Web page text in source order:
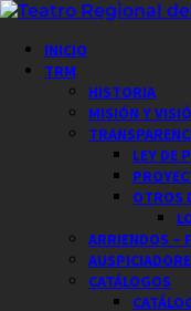
Saltar
contenido
Menú
principal
INICIO
TRM
HISTORIA
MISIÓN Y
LEY DE
OTROS
ARRIENDOS –
CATÁLOGOS